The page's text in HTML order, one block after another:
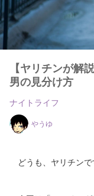
【ヤリチンが解
男の見分け方
ナイトライフ
やうゆ
どうも、ヤリチンで